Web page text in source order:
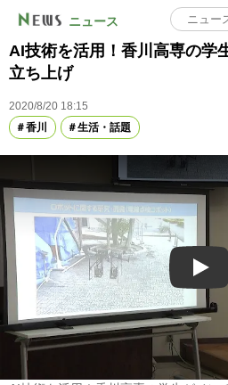
ニュース
AI技術を活用！香川高専の学
立ち上げ
2020/8/20 18:15
香川
生活・話題
Play